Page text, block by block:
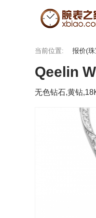
当前位置: 报价(
Qeelin
无色钻石,黄钻